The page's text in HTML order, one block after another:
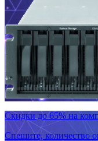
Скидки до 65% на
Спешите, количество